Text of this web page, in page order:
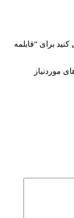
برای “قابلمه
موردنیاز